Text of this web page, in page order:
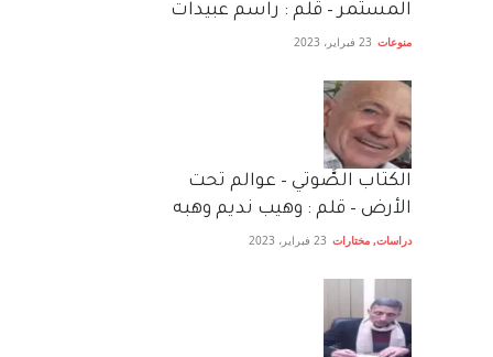
المستمر – قلم : راسم عبيدات
منوعات 23 فبراير، 2023
الكتاب الصَّوتي – عوالم تحت
الأرض – قلم : وهيب نديم وهبه
دراسات, مختارات 23 فبراير، 2023